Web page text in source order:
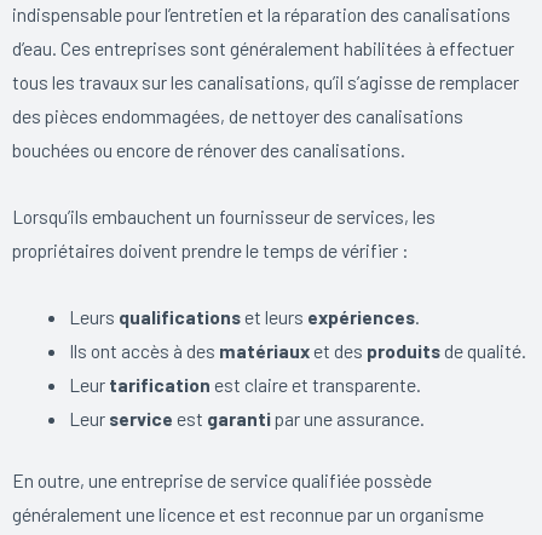
indispensable pour l’entretien et la réparation des canalisations
d’eau. Ces entreprises sont généralement habilitées à effectuer
tous les travaux sur les canalisations, qu’il s’agisse de remplacer
des pièces endommagées, de nettoyer des canalisations
bouchées ou encore de rénover des canalisations.
Lorsqu’ils embauchent un fournisseur de services, les
propriétaires doivent prendre le temps de vérifier :
Leurs qualificationset leurs expériences.
Ils ont accès à des matériauxet des produitsde qualité.
Leur tarification est claire et transparente.
Leur service est garantipar une assurance.
En outre, une entreprise de service qualifiée possède
généralement une licence et est reconnue par un organisme